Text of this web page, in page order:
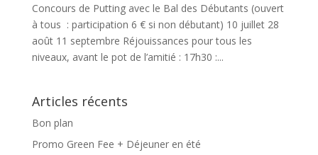
Concours de Putting avec le Bal des Débutants (ouvert
à tous : participation 6 € si non débutant) 10 juillet 28
août 11 septembre Réjouissances pour tous les
niveaux, avant le pot de l’amitié : 17h30 :...
Articles récents
Bon plan
Promo Green Fee + Déjeuner en été